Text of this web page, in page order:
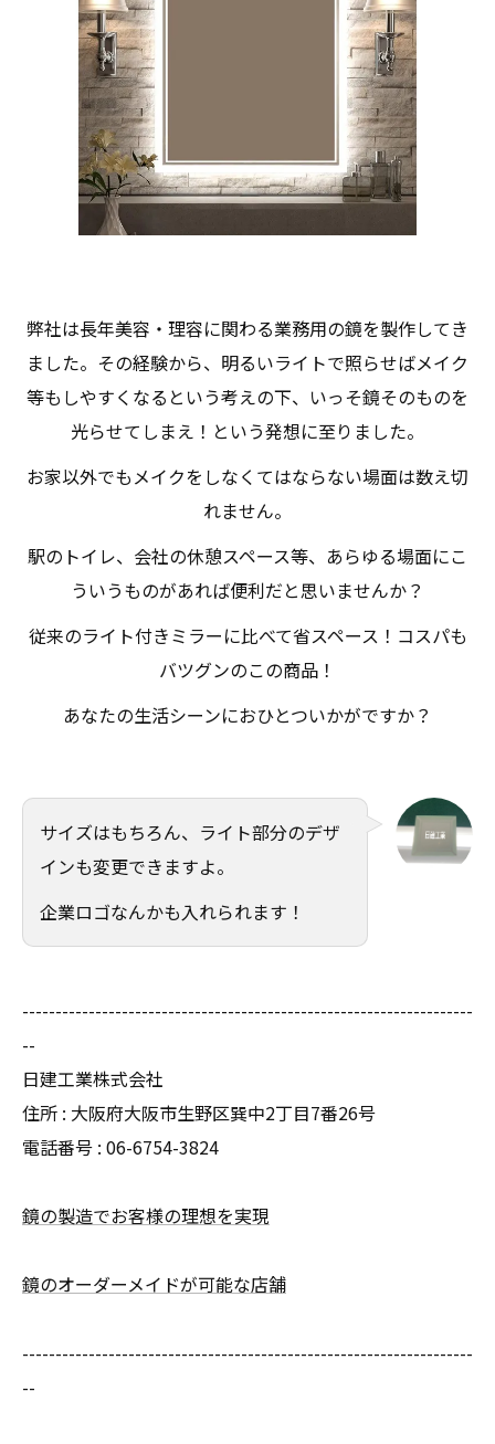
弊社は長年美容・理容に関わる業務用の鏡を製作してき
ました。その経験から、明るいライトで照らせばメイク
等もしやすくなるという考えの下、いっそ鏡そのものを
光らせてしまえ！という発想に至りました。
お家以外でもメイクをしなくてはならない場面は数え切
れません。
駅のトイレ、会社の休憩スペース等、あらゆる場面にこ
ういうものがあれば便利だと思いませんか？
従来のライト付きミラーに比べて省スペース！コスパも
バツグンのこの商品！
あなたの生活シーンにおひとついかがですか？
サイズはもちろん、ライト部分のデザ
インも変更できますよ。
企業ロゴなんかも入れられます！
--------------------------------------------------------------------
--
日建工業株式会社
住所 : 大阪府大阪市生野区巽中2丁目7番26号
電話番号 : 06-6754-3824
鏡の製造でお客様の理想を実現
鏡のオーダーメイドが可能な店舗
--------------------------------------------------------------------
--